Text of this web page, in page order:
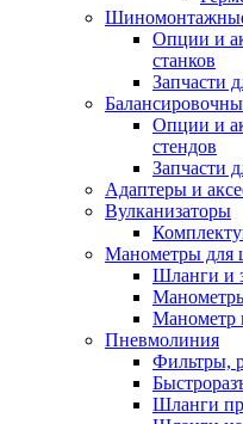
Опции и
станков
Запчасти
Опции и
стендов
Запчасти
Адаптеры и
Вулканизаторы
Манометры для
Шланги и
Манометр
Пневмолиния
Фильтры,
Шланги